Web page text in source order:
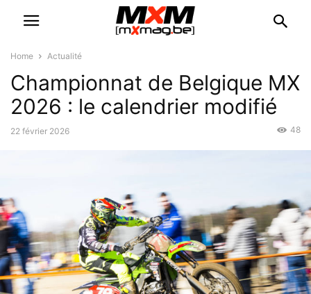
Home Actualité
Championnat de Belgique MX
2026 : le calendrier modifié
22 février 2026 48